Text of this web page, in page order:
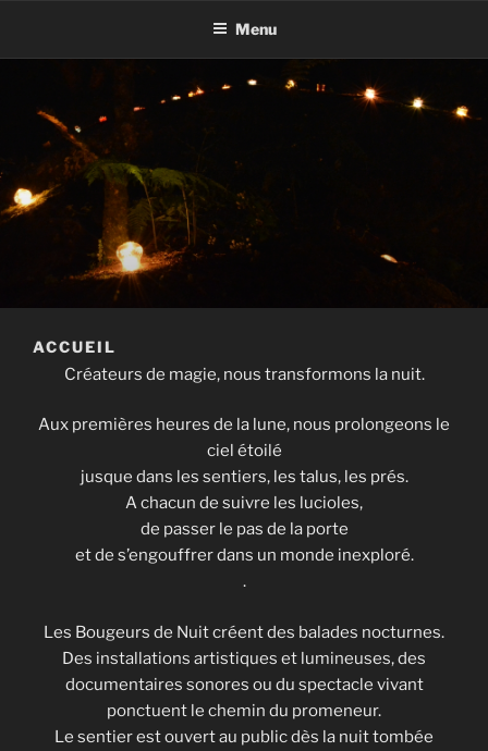
Menu
ACCUEIL
Créateurs de magie, nous transformons la nuit.
Aux premières heures de la lune, nous prolongeons le
ciel étoilé
jusque dans les sentiers, les talus, les prés.
A chacun de suivre les lucioles,
de passer le pas de la porte
et de s’engouffrer dans un monde inexploré.
.
Les Bougeurs de Nuit créent des balades nocturnes.
Des installations artistiques et lumineuses, des
documentaires sonores ou du spectacle vivant
ponctuent le chemin du promeneur.
Le sentier est ouvert au public dès la nuit tombée